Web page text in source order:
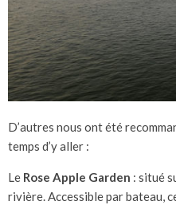
D’autres nous ont été
temps d’y aller :
Le Rose Apple Garden : situé
rivière. Accessible par bateau,